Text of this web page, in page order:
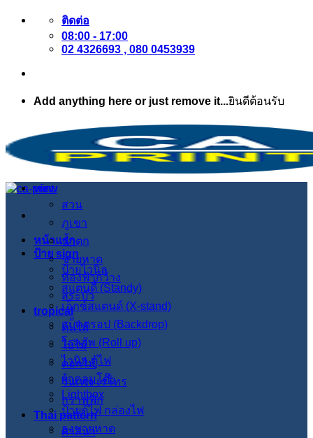
ข้าม
เนื้อหา
ติดต่อ
08:00 - 17:00
02 4326693 , 080 0453939
Add anything here or just remove it...ยินดีต้อนรับ
หน้าแรก
ป้าย sign
ป้ายไวนิล
สแตนดี้ (Standy)
เอ็กซ์สแตนด์ (X-stand)
แบ็คดรอป (Backdrop)
โรลอัพ (Roll up)
ไวนิล ตู้ไฟ
ผ้าคลุมโต๊ะ
Lightbox
ป้ายตู้ไฟ กล่องไฟ
ธงชายหาด
view
สวน
ภูเขา
น้ำตก
ชายหาด
ท้องฟ้ากว้าง
สระบัว
tropical
ต้นไม้
ใบไม้
ดอกไม้
วินเทจ เรโทร
กราฟฟิก
Thai pattern
ศาสนา